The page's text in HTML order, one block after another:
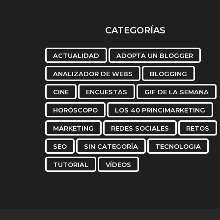
CATEGORÍAS
ACTUALIDAD ADOPTA UN BLOGGER
ANALIZADOR DE WEBS BLOGGING
CINE ENCUESTAS GIF DE LA SEMANA
HORÓSCOPO LOS 40 PRINCIMARKETING
MARKETING REDES SOCIALES RETOS
SEO SIN CATEGORÍA TECNOLOGIA
TUTORIAL VÍDEOS